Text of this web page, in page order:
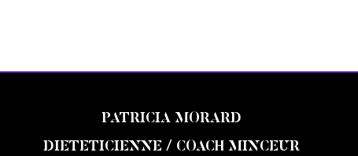
PATRICIA MORARD
DIETETICIENNE / COACH MINCEUR